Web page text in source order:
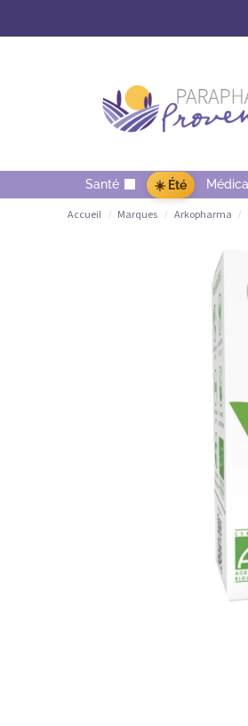
Santé ☀️ Été
Accueil / Marques / Arkopharma /